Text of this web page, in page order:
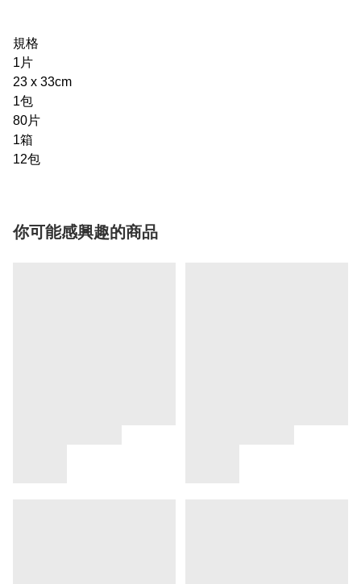
規格
1 片
23 x 33cm
1包
80片
1箱
12包
你可能感興趣的商品